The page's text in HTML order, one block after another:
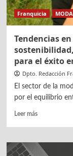
Franquicia
Tendencias
para el éxito
Dpto. Redacción
El sector de la
por el equilibrio
Leer másLeer
Tendencias
en